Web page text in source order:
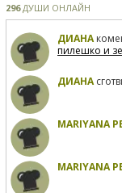
296ДУШИ ОНЛАЙН
ДИАНА
пилешко и
ДИАНА
MARIYANA
MARIYANA